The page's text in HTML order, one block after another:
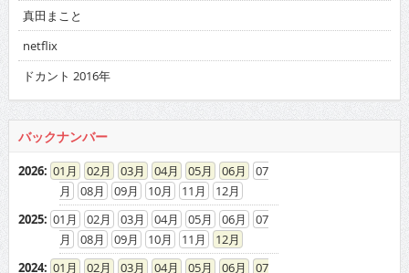
真田まこと
netflix
ドカント 2016年
バックナンバー
2026: 01 02 03 04 05 06
07
08
09 10 11
12
2025: 01 02 03 04 05 06
07
08
09 10 11
12
2024: 01 02 03 04 05 06
07